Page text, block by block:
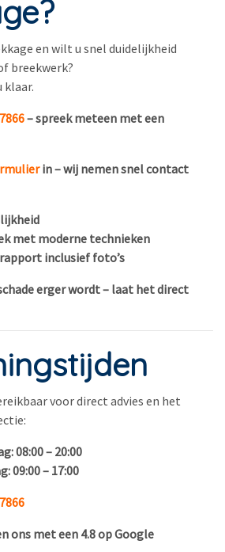
en wilt u snel duidelijkheid
breekwerk?
klaar.
– spreek meteen met een
in – wij nemen snel contact
met moderne technieken
inclusief foto’s
erger wordt – laat het direct
voor direct advies en het
08:00 – 20:00
09:00 – 17:00
ons met een 4.8 op Google